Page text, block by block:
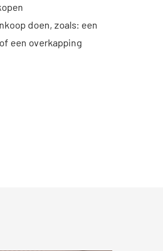
doen, zoals: een
een overkapping